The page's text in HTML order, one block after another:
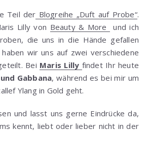
Teil der Blogreihe „Duft auf Probe“.
Lilly von Beauty & More
und ich
die uns in die Hände gefallen
wir uns auf zwei verschiedene
Bei Maris Lilly findet Ihr heute
Gabbana, während es bei mir um
Ylang in Gold geht.
und lasst uns gerne Eindrücke da,
kennt, liebt oder lieber nicht in der